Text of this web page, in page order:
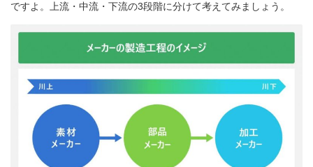
ですよ。上流・中流・下流の3段階に分けて考えてみましょう。